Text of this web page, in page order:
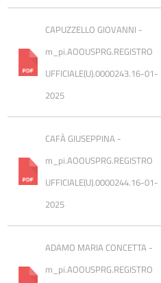
CAPUZZELLO GIOVANNI -
m_pi.AOOUSPRG.REGISTRO
UFFICIALE(U).0000243.16-01-
2025
CAFÀ GIUSEPPINA -
m_pi.AOOUSPRG.REGISTRO
UFFICIALE(U).0000244.16-01-
2025
ADAMO MARIA CONCETTA -
m_pi.AOOUSPRG.REGISTRO